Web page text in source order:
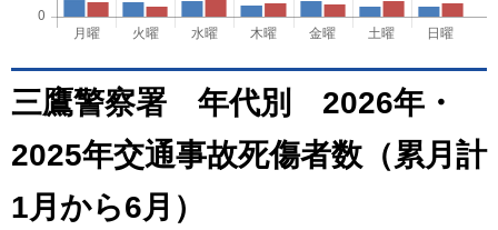
三鷹警察署 年代別 2026年・
2025年交通事故死傷者数（累月計
1月から6月）